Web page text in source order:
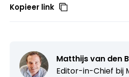
Kopieer link
Matthijs van den
Editor-in-Chief bij